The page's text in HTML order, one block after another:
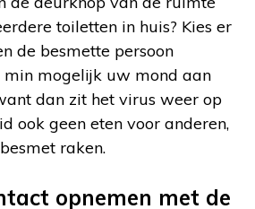
toiletten in huis? Kies er
de besmette persoon
min mogelijk uw mond aan
dan zit het virus weer op
ook geen eten voor anderen,
raken.
opnemen met de